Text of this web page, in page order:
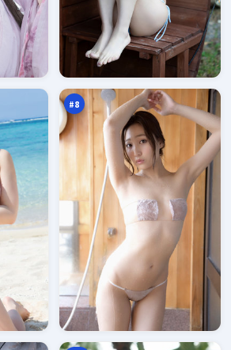
#8
迷
线万
月
面
旁
观
者
88
万